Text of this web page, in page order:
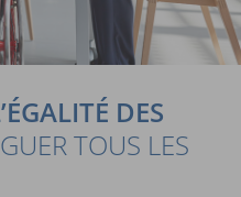
DES
TOUS LES